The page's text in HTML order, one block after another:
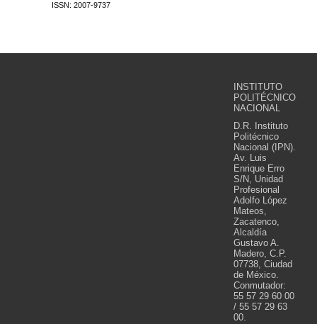
ISSN: 2007-9737
INSTITUTO
POLITÉCNICO
NACIONAL
D.R. Instituto
Politécnico
Nacional (IPN).
Av. Luis
Enrique Erro
S/N, Unidad
Profesional
Adolfo López
Mateos,
Zacatenco,
Alcaldía
Gustavo A.
Madero, C.P.
07738, Ciudad
de México.
Conmutador:
55 57 29 60 00
/ 55 57 29 63
00.